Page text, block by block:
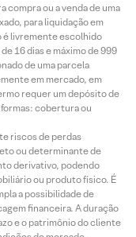
ou a venda de uma
para liquidação em
é livremente escolhido
16 dias e máximo de 999
de uma parcela
em mercado, em
requer um depósito de
formas: cobertura ou
riscos de perdas
ou determinante de
derivativo, podendo
ou produto físico. É
a possibilidade de
financeira. A duração
e o patrimônio do cliente